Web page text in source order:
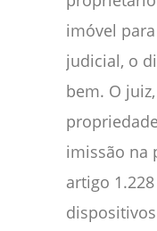
imóvel
judicial, o
bem. O
imissão na
artigo